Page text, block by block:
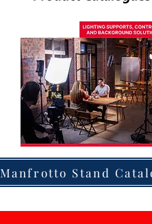
Manfrotto Stand